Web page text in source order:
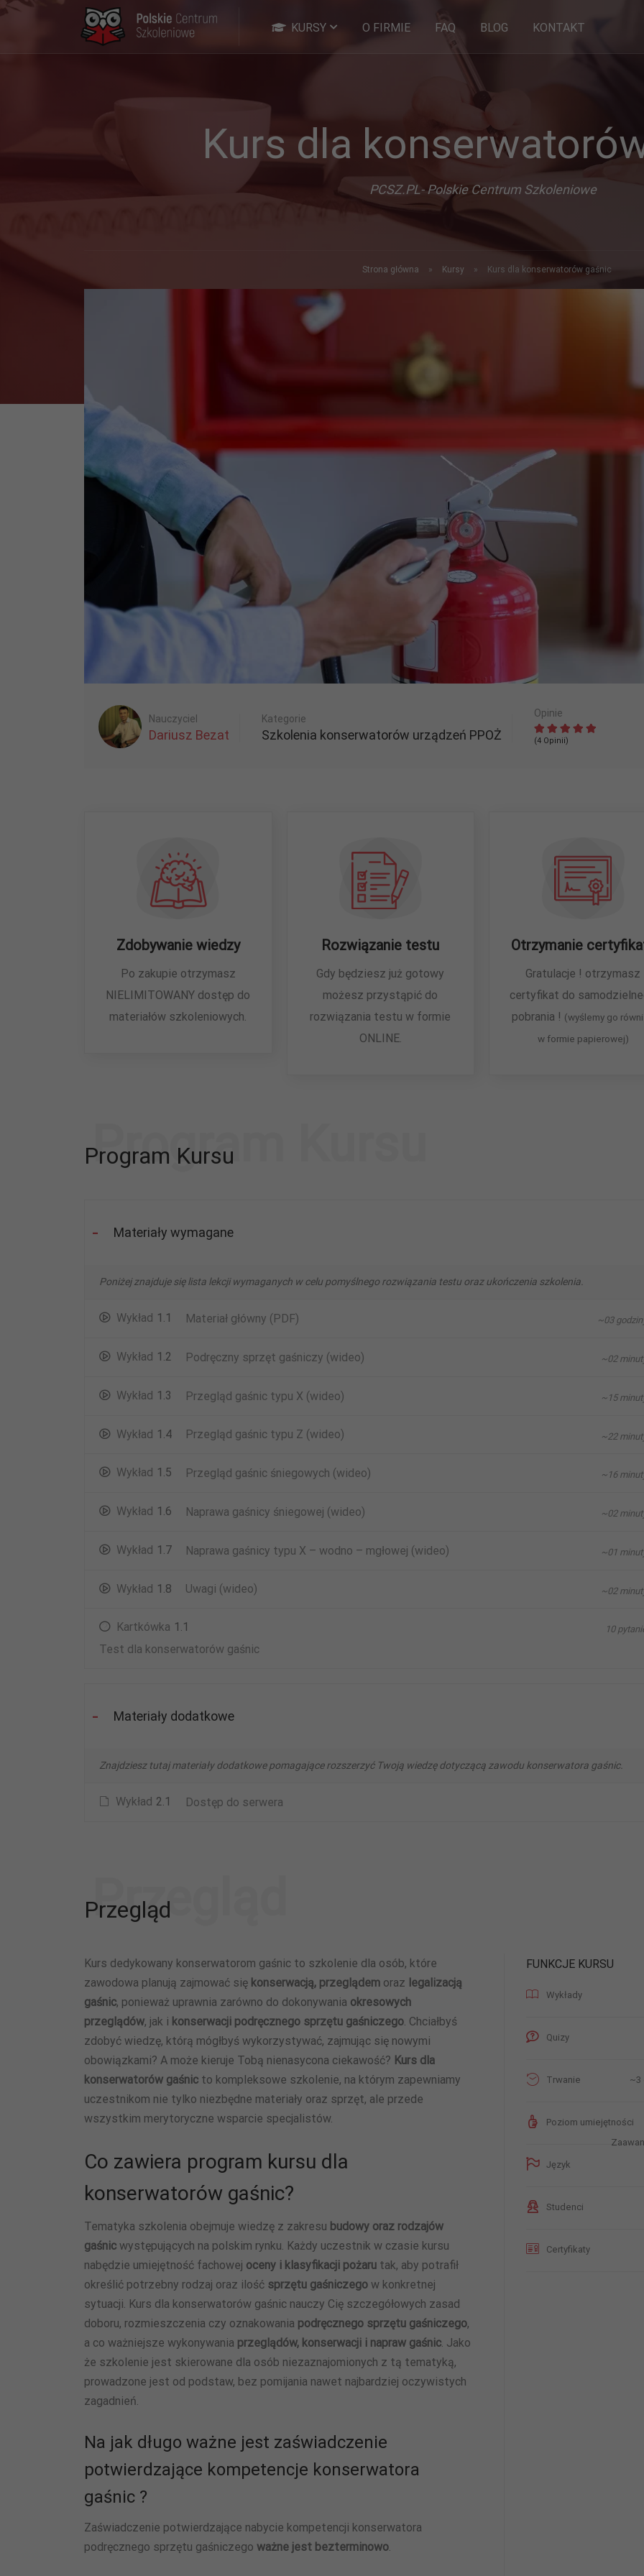
KURSY O FIRMIE FAQ BLOG KONTAKT
Kurs dla
PCSZ.PL- Polskie Centrum Szkoleniowe
Strona główna » Kursy » Kurs dla konserwatorów gaśnic
Nauczyciel
Dariusz Bezat
Kategorie
Szkolenia konserwatorów urządzeń PPOŻ
Opinie
(4 Opinii)
Zdobywanie wiedzy
Po zakupie otrzymasz
NIELIMITOWANY dostęp do
materiałów szkoleniowych.
Rozwiązanie testu
Gdy będziesz już gotowy
możesz przystąpić do
rozwiązania testu w formie
ONLINE.
Otrzymanie
Gratulacje ! otrzymasz
certyfikat do
pobrania ! (wyślemy go
w formie papierowej)
Program Kursu
Program Kursu
Materiały wymagane
Poniżej znajduje się lista lekcji wymaganych w celu pomyślnego rozwiązania testu oraz ukończenia szkolenia.
Wykład 1.1 Materiał główny (PDF) ~03
Wykład 1.2 Podręczny sprzęt gaśniczy (wideo) ~02
Wykład 1.3 Przegląd gaśnic typu X (wideo) ~15
Wykład 1.4 Przegląd gaśnic typu Z (wideo) ~22
Wykład 1.5 Przegląd gaśnic śniegowych (wideo) ~16
Wykład 1.6 Naprawa gaśnicy śniegowej (wideo) ~02
Wykład 1.7 Naprawa gaśnicy typu X – wodno – mgłowej (wideo) ~01
Wykład 1.8 Uwagi (wideo) ~02
Kartkówka 1.1
Test dla konserwatorów gaśnic
10
Materiały dodatkowe
Znajdziesz tutaj materiały dodatkowe pomagające rozszerzyć Twoją wiedzę dotyczącą zawodu konserwatora gaśnic.
Wykład 2.1 Dostęp do serwera
Przegląd
Przegląd
Kurs dedykowany konserwatorom gaśnic to szkolenie dla osób, które
zawodowa planują zajmować się konserwacją, przeglądem oraz legalizacją
gaśnic, ponieważ uprawnia zarówno do dokonywania okresowych
przeglądów, jak i konserwacji podręcznego sprzętu gaśniczego. Chciałbyś
zdobyć wiedzę, którą mógłbyś wykorzystywać, zajmując się nowymi
obowiązkami? A może kieruje Tobą nienasycona ciekawość? Kurs dla
konserwatorów gaśnic to kompleksowe szkolenie, na którym zapewniamy
uczestnikom nie tylko niezbędne materiały oraz sprzęt, ale przede
wszystkim merytoryczne wsparcie specjalistów.
Co zawiera program kursu dla
konserwatorów gaśnic?
Tematyka szkolenia obejmuje wiedzę z zakresu budowy oraz rodzajów
gaśnic występujących na polskim rynku. Każdy uczestnik w czasie kursu
nabędzie umiejętność fachowej oceny i klasyfikacji pożaru tak, aby potrafił
określić potrzebny rodzaj oraz ilość sprzętu gaśniczego w konkretnej
sytuacji. Kurs dla konserwatorów gaśnic nauczy Cię szczegółowych zasad
doboru, rozmieszczenia czy oznakowania podręcznego sprzętu gaśniczego,
a co ważniejsze wykonywania przeglądów, konserwacji i napraw gaśnic. Jako
że szkolenie jest skierowane dla osób niezaznajomionych z tą tematyką,
prowadzone jest od podstaw, bez pomijania nawet najbardziej oczywistych
zagadnień.
Na jak długo ważne jest zaświadczenie
potwierdzające kompetencje konserwatora
gaśnic ?
Zaświadczenie potwierdzające nabycie kompetencji konserwatora
podręcznego sprzętu gaśniczego ważne jest bezterminowo.
FUNKCJE KURSU
Wykłady
Quizy
Trwanie ~3
Poziom umiejętności
Język
Studenci
Certyfikaty
Konieczne
nie są
opcjonalne. Są
funkcjonowania
internetowej.
Statystyka
funkcjonalność